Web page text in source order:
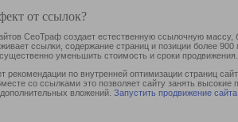
от ссылок?
СеоТраф создает естественную ссылочную
ссылки, содержание страниц и позиции более
уменьшить стоимость и сроки продвижения.
рекомендации по внутренней оптимизации страниц
со ссылками это позволяет сайту занять
вложений. Запустить продвижение сайта